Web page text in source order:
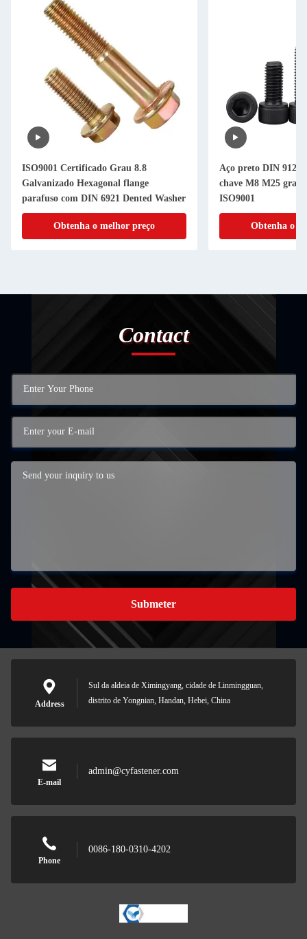
ISO9001 Certificado Grau 8.8
Galvanizado Hexagonal flange
parafuso com DIN 6921 Dented Washer
Obtenha o melhor preço
Aço preto DIN 912
chave M8 M25 grau
ISO9001
Obtenha o
Contact
Submeter
Address
Sul da aldeia de Ximingyang, cidade de Linmingguan,
distrito de Yongnian, Handan, Hebei, China
E-mail
admin@cyfastener.com
Phone
0086-180-0310-4202